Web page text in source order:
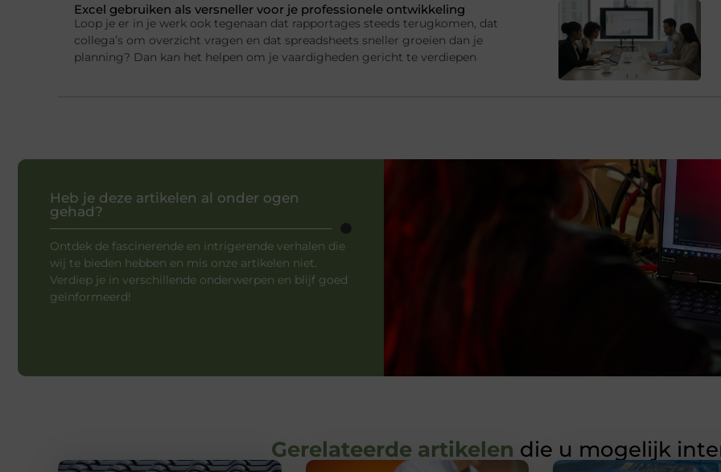
Excel gebruiken als versneller voor je professionele ontwikkeling
Loop je er in je werk ook tegenaan dat rapportages steeds terugkomen, dat
collega’s om overzicht vragen en dat spreadsheets sneller groeien dan je
planning? Dan kan het helpen om je vaardigheden gericht te verdiepen
Heb je deze artikelen al onder ogen
gehad?
Ontdek de fascinerende en intrigerende verhalen die
wij te bieden hebben en mis onze artikelen niet.
Verdiep je in verschillende onderwerpen en blijf goed
geïnformeerd!
Gerelateerde artikelen die u mogelijk